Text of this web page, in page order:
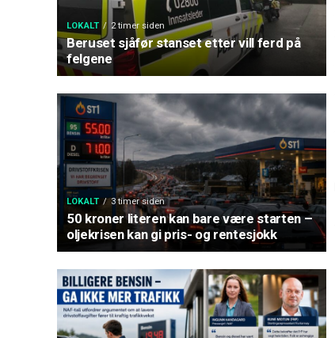
LOKALT 2 timer siden
Beruset sjåfør stanset etter vill ferd på
felgene
LOKALT 3 timer siden
50 kroner literen kan bare være starten –
oljekrisen kan gi pris- og rentesjokk